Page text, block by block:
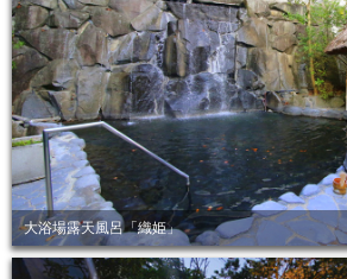
大浴場露天風呂「織姫」